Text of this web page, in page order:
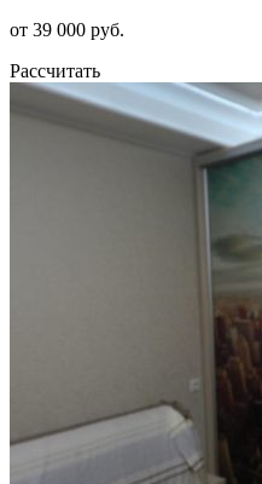
от 39 000 руб.
Рассчитать